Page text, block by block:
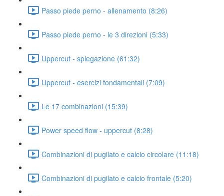
Passo piede perno - allenamento (8:26)
Passo piede perno - le 3 direzioni (5:33)
Uppercut - spiegazione (61:32)
Uppercut - esercizi fondamentali (7:09)
Le 17 combinazioni (15:39)
Power speed flow - uppercut (8:28)
Combinazioni di pugilato e calcio circolare (11:18)
Combinazioni di pugilato e calcio frontale (5:20)